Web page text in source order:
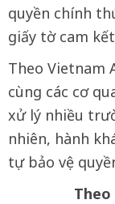
quyền chính
giấy tờ cam
Theo Vietnam
cùng các cơ
xử lý nhiều
nhiên, hành
tự bảo vệ